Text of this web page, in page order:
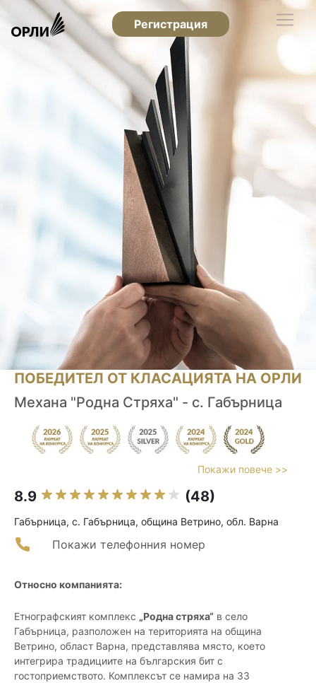
Регистрация
ПОБЕДИТЕЛ ОТ КЛАСАЦИЯТА НА ОРЛИ
Механа "Родна Стряха" - с. Габърница
Покажи повече >>
8.9 (48)
Габърница, с. Габърница, община Ветрино, обл. Варна
Покажи телефонния номер
Относно компанията:
Етнографският комплекс „Родна стряха“ в село
Габърница, разположен на територията на община
Ветрино, област Варна, представлява място, което
интегрира традициите на българския бит с
гостоприемството. Комплексът се намира на 33